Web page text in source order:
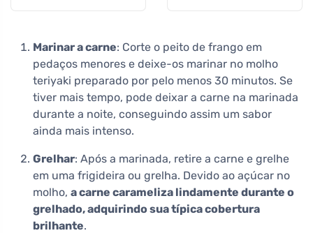
Marinar a carne: Corte o peito de frango em
pedaços menores e deixe-os marinar no molho
teriyaki preparado por pelo menos 30 minutos. Se
tiver mais tempo, pode deixar a carne na marinada
durante a noite, conseguindo assim um sabor
ainda mais intenso.
Grelhar: Após a marinada, retire a carne e grelhe
em uma frigideira ou grelha. Devido ao açúcar no
molho, a carne carameliza lindamente durante o
grelhado, adquirindo sua típica cobertura
brilhante.